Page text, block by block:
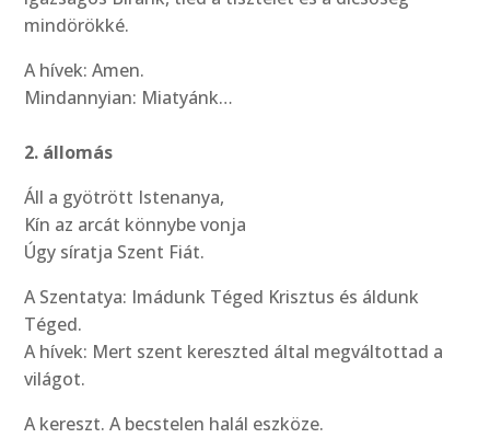
mindörökké.
A hívek: Amen.
Mindannyian: Miatyánk…
2. állomás
Áll a gyötrött Istenanya,
Kín az arcát könnybe vonja
Úgy síratja Szent Fiát.
A Szentatya: Imádunk Téged Krisztus és áldunk
Téged.
A hívek: Mert szent kereszted által megváltottad a
világot.
A kereszt. A becstelen halál eszköze.